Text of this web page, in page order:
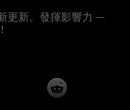
更新。發揮影響力 —